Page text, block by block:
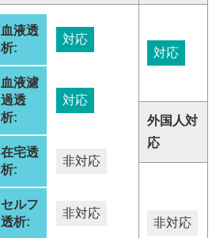
血液透
析:
対応
血液濾
過透
析:
対応
在宅透
析:
非対応
セルフ
透析:
非対応
対応
外国人対
応
非対応